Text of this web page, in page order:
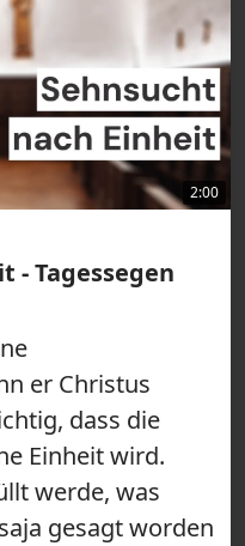
2:00
- Tagessegen
er Christus
dass die
Einheit wird.
werde, was
gesagt worden